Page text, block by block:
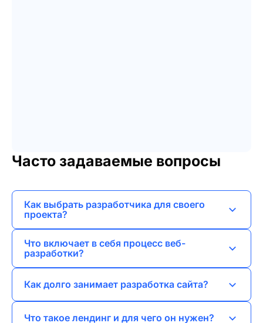
Часто задаваемые вопросы
Как выбрать разработчика для своего
проекта?
опыт работы в вашей сфере.
Что включает в себя процесс веб-
разработки?
проектирование, разработку, тестирование и
запуск сайта.
Как долго занимает разработка сайта?
Что такое лендинг и для чего он нужен?